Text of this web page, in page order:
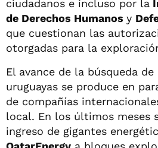
ciudadanos e incluso por la
de Derechos Humanos y
que cuestionan las
otorgadas para la
El avance de la búsqueda
uruguayas se produce en
de compañías
local. En los últimos meses
ingreso de gigantes